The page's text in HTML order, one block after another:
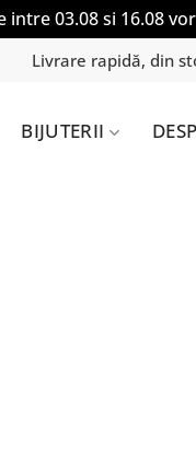
intre 03.08 si 16.08
Livrare rapidă, din
BIJUTERII